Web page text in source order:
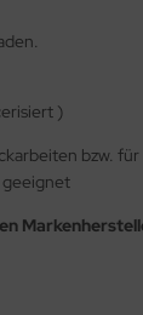
)
bzw.
geeignet